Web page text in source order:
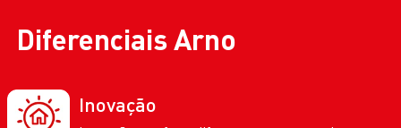
Diferenciais Arno
Inovação